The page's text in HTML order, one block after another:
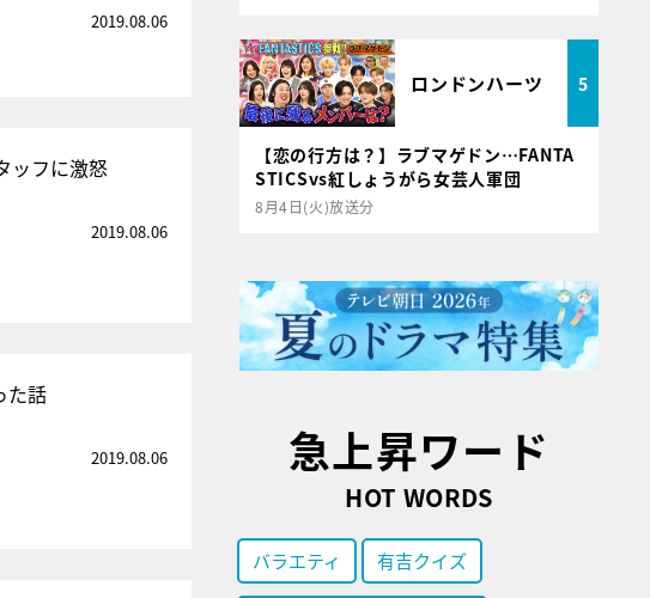
2019.08.06
ッフに激怒
2019.08.06
た話
2019.08.06
ロンドンハーツ 5
【恋の行方は？】ラブマゲドン…FANTA
STICSvs紅しょうがら女芸人軍団
8月4日(火)放送分
急上昇ワード
HOT WORDS
バラエティ 有吉クイズ